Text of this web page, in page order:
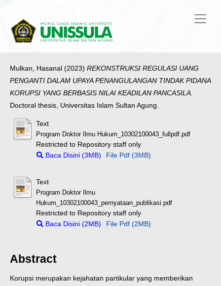
Mulkan, Hasanal (2023) REKONSTRUKSI REGULASI UANG
PENGANTI DALAM UPAYA PENANGULANGAN TINDAK PIDANA
KORUPSI YANG BERBASIS NILAI KEADILAN PANCASILA.
Doctoral thesis, Universitas Islam Sultan Agung.
Text
Program Doktor Ilmu Hukum_10302100043_fullpdf.pdf
Restricted to Repository staff only
Baca Disini (3MB)
File Pdf (3MB)
Text
Program Doktor Ilmu
Hukum_10302100043_pernyataan_publikasi.pdf
Restricted to Repository staff only
Baca Disini (2MB)
File Pdf (2MB)
Abstract
Korupsi merupakan kejahatan partikular yang memberikan